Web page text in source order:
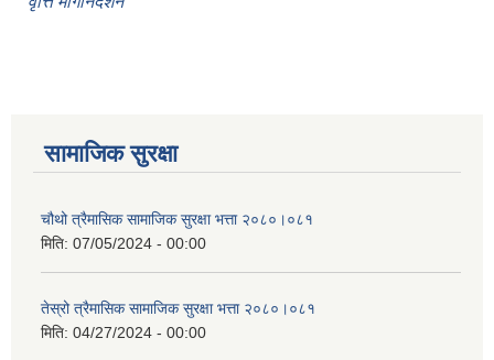
सामाजिक सुरक्षा
चौथो त्रैमासिक सामाजिक सुरक्षा भत्ता २०८०।०८१
मिति: 07/05/2024 - 00:00
तेस्रो त्रैमासिक सामाजिक सुरक्षा भत्ता २०८०।०८१
मिति: 04/27/2024 - 00:00